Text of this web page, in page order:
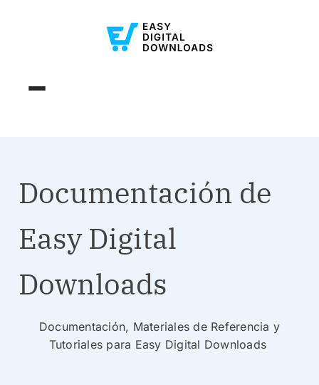
Documentación de
Easy Digital
Downloads
Documentación, Materiales de Referencia y
Tutoriales para Easy Digital Downloads